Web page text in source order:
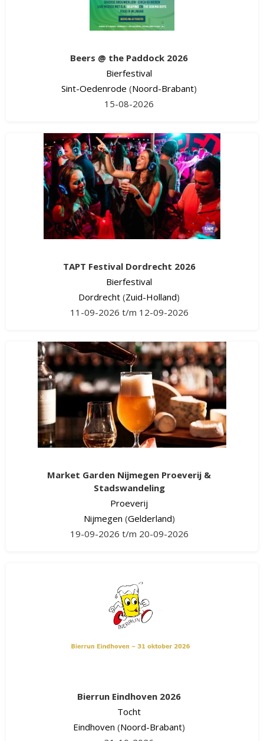
Beers @ the Paddock 2026
Bierfestival
Sint-Oedenrode (Noord-Brabant)
15-08-2026
TAPT Festival Dordrecht 2026
Bierfestival
Dordrecht (Zuid-Holland)
11-09-2026 t/m 12-09-2026
Market Garden Nijmegen Proeverij &
Stadswandeling
Proeverij
Nijmegen (Gelderland)
19-09-2026 t/m 20-09-2026
Bierrun Eindhoven 2026
Tocht
Eindhoven (Noord-Brabant)